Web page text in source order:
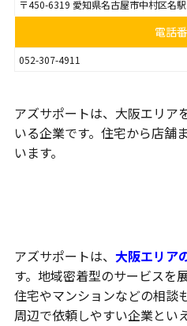
〒450-6319 愛知県名古屋市中村区名
電話
052-307-4911
アズサポートは、大阪エリア
いる企業です。住宅から店舗
います。
アズサポートは、 大阪エリア
す。地域密着型のサービスを
住宅やマンションなどの相談
周辺で依頼しやすい企業とい